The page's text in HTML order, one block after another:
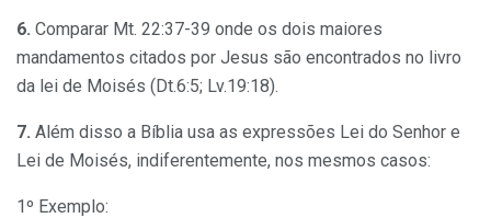
6. Comparar Mt. 22:37-39 onde os dois maiores
mandamentos citados por Jesus são encontrados no livro
da lei de Moisés (Dt.6:5; Lv.19:18).
7. Além disso a Bíblia usa as expressões Lei do Senhor e
Lei de Moisés, indiferentemente, nos mesmos casos:
1º Exemplo: